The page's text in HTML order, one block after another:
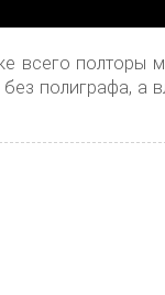
всего полторы
полиграфа, а